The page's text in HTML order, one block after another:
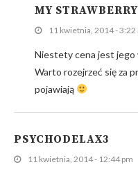
MY
11 kwietnia, 2014 - 3:22
Niestety cena jest jego
Warto rozejrzeć się za
pojawiają
PSYCHODELAX3
11 kwietnia, 2014 - 12:44 pm